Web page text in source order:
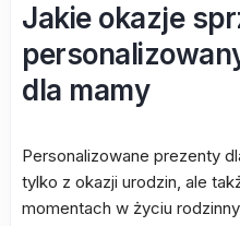
Jakie okazje
dla mamy
Personalizowane prezenty
tylko z okazji urodzin, ale
momentach w życiu